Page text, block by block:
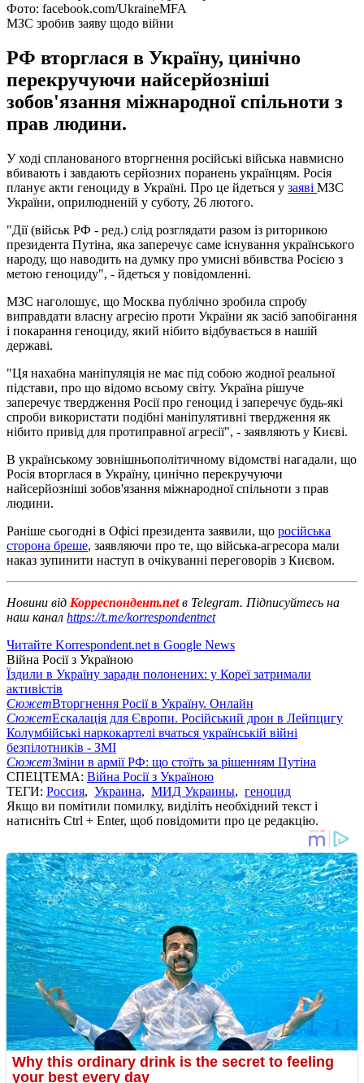
Фото: facebook.com/UkraineMFA
МЗС зробив заяву щодо війни
РФ вторглася в Україну, цинічно
перекручуючи найсерйозніші
зобов'язання міжнародної спільноти з
прав людини.
У ході спланованого вторгнення російські війська навмисно
вбивають і завдають серйозних поранень українцям. Росія
планує акти геноциду в Україні. Про це йдеться у заяві МЗС
України, оприлюдненій у суботу, 26 лютого.
"Дії (військ РФ - ред.) слід розглядати разом із риторикою
президента Путіна, яка заперечує саме існування українського
народу, що наводить на думку про умисні вбивства Росією з
метою геноциду", - йдеться у повідомленні.
МЗС наголошує, що Москва публічно зробила спробу
виправдати власну агресію проти України як засіб запобігання
і покарання геноциду, який нібито відбувається в нашій
державі.
"Ця нахабна маніпуляція не має під собою жодної реальної
підстави, про що відомо всьому світу. Україна рішуче
заперечує твердження Росії про геноцид і заперечує будь-які
спроби використати подібні маніпулятивні твердження як
нібито привід для протиправної агресії", - заявляють у Києві.
В українському зовнішньополітичному відомстві нагадали, що
Росія вторглася в Україну, цинічно перекручуючи
найсерйозніші зобов'язання міжнародної спільноти з прав
людини.
Раніше сьогодні в Офісі президента заявили, що російська
сторона бреше, заявляючи про те, що війська-агресора мали
наказ зупинити наступ в очікуванні переговорів з Києвом.
Новини від Корреспондент.netв Telegram. Підписуйтесь на
наш канал https://t.me/korrespondentnet
Читайте Korrespondent.net в Google News
Війна Росії з Україною
Їздили в Україну заради полонених: у Кореї затримали
активістів
СюжетВторгнення Росії в Україну. Онлайн
СюжетЕскалація для Європи. Російський дрон в Лейпцигу
Колумбійські наркокартелі вчаться українській війні
безпілотників - ЗМІ
СюжетЗміни в армії РФ: що стоїть за рішенням Путіна
СПЕЦТЕМА: Війна Росії з Україною
ТЕГИ: Россия, Украина, МИД Украины, геноцид
Якщо ви помітили помилку, виділіть необхідний текст і
натисніть Ctrl + Enter, щоб повідомити про це редакцію.